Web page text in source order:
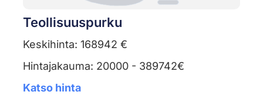
Teollisuuspurku
Keskihinta: 168942 €
Hintajakauma: 20000 - 389742€
Katso hinta